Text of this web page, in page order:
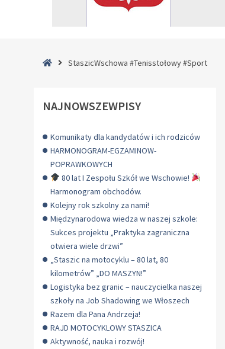
StronaStaszicWschowa #Tenisstołowy #Sport
NAJNOWSZEWPISY
Komunikaty dla kandydatów i ich rodziców
HARMONOGRAM-EGZAMINOW-
POPRAWKOWYCH
80 lat I Zespołu Szkół we Wschowie!
Harmonogram obchodów.
Kolejny rok szkolny za nami!
Międzynarodowa wiedza w naszej szkole:
Sukces projektu „Praktyka zagraniczna
otwiera wiele drzwi”
„Staszic na motocyklu – 80 lat, 80
kilometrów” „DO MASZYN!”
Logistyka bez granic – nauczycielka naszej
szkoły na Job Shadowing we Włoszech
Razem dla Pana Andrzeja!
RAJD MOTOCYKLOWY STASZICA
Aktywność, nauka i rozwój!